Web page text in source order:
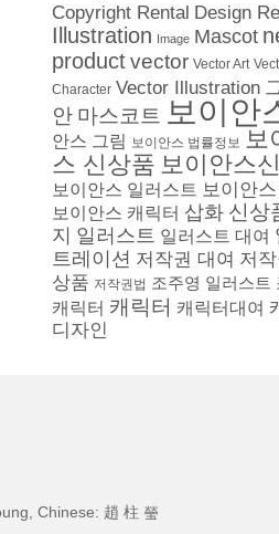
Copyright Rental Design
Illustration Image Mascot
product vector Vector Art
Character Vector Illustration
안 마스코트 보이안
안스 그림 보이안스 법률정보 보
스 신상품 보이안스
보이안스 일러스트 보이안
보이안스 캐릭터 삽화 신상
지 일러스트 일러스트 대여
트레이션 저작권 대여 저
상품 저작권법 조주영 일러스트
캐릭터 캐릭터 캐릭터대여
디자인
Chinese: 趙 柱 瑩